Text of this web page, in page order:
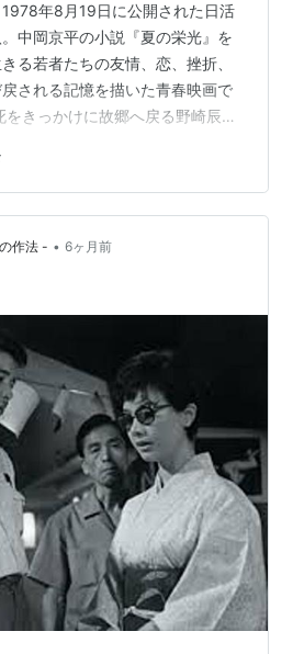
1978年8月19日に公開された日活
中岡京平の小説『夏の栄光』を
る若者たちの友情、恋、挫折、
される記憶を描いた青春映画で
きっかけに故郷へ戻る野崎辰雄
、競輪学校を夢見る黒岩隆三
子。三人の時間は、友情と対抗
ぶしい季節として始まるが、現
えていく。若さは永遠ではな
た消えずに残る。 スタッフ 監
作法 - • 6ヶ月前